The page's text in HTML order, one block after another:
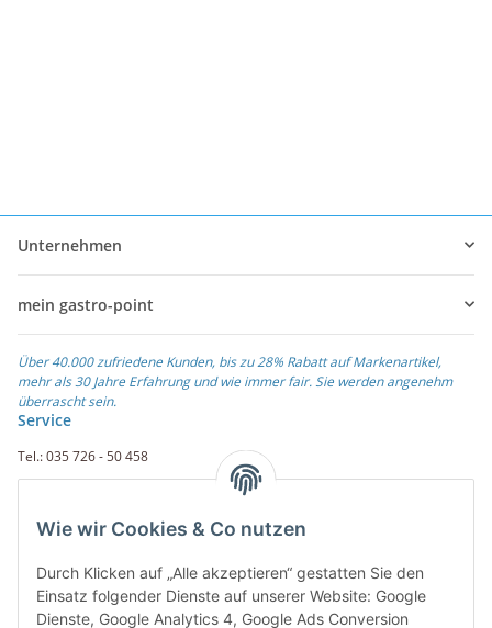
Unternehmen
mein gastro-point
Über 40.000 zufriedene Kunden, bis zu 28% Rabatt auf Markenartikel,
mehr als 30 Jahre Erfahrung und wie immer fair. Sie werden angenehm
überrascht sein.
Service
Tel.: 035 726 - 50 458
Weiterführende Links
Zahlungsarten
Wie wir Cookies & Co nutzen
Durch Klicken auf „Alle akzeptieren“ gestatten Sie den
Einsatz folgender Dienste auf unserer Website: Google
Dienste, Google Analytics 4, Google Ads Conversion